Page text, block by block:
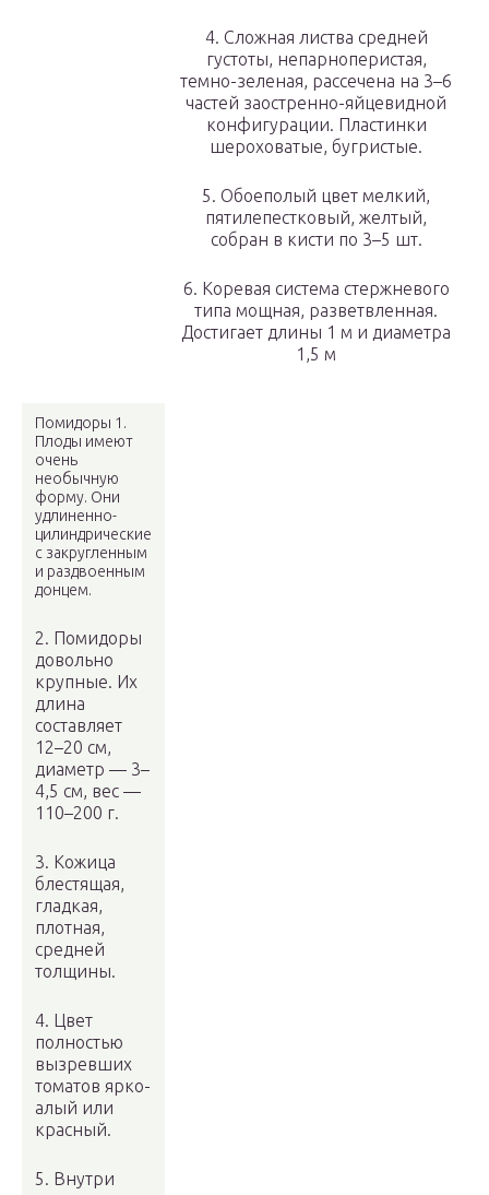
4. Сложная листва средней
густоты, непарноперистая,
темно-зеленая, рассечена на 3–6
частей заостренно-яйцевидной
конфигурации. Пластинки
шероховатые, бугристые.
5. Обоеполый цвет мелкий,
пятилепестковый, желтый,
собран в кисти по 3–5 шт.
6. Коревая система стержневого
типа мощная, разветвленная.
Достигает длины 1 м и диаметра
1,5 м
Помидоры 1.
Плоды имеют
очень
необычную
форму. Они
удлиненно-
цилиндрические
с закругленным
и раздвоенным
донцем.
2. Помидоры
довольно
крупные. Их
длина
составляет
12–20 см,
диаметр — 3–
4,5 см, вес —
110–200 г.
3. Кожица
блестящая,
гладкая,
плотная,
средней
толщины.
4. Цвет
полностью
вызревших
томатов ярко-
алый или
красный.
5. Внутри